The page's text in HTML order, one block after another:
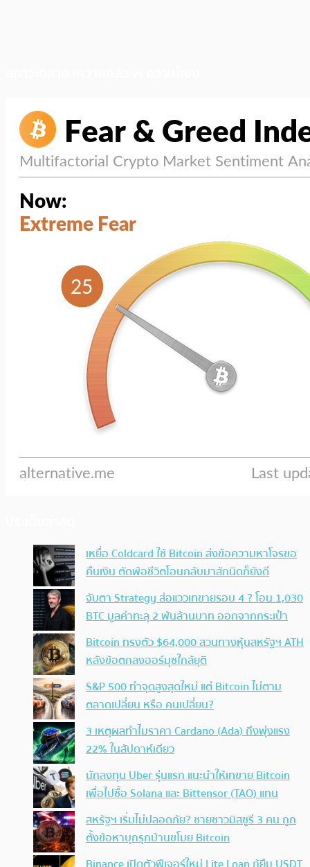
เหยื่อ Coldcard ใช้ Bitcoin ส่งข้อความหาโจรขอ
คืนเงิน ตัดพ้อชีวิตโอนกลับมาสักนิดก็ยังดี
จับตา Strategy ส่อแววเทขายรอบ 4 ? โอน 1,030
BTC มูลค่าทะลุ 2 พันล้านบาท ออกจากกระเป๋า
Bitcoin ทรงตัว $64,000 สวนทางหุ้นสหรัฐฯ ATH
หลังข้อตกลงฮอร์มุซใกล้ยุติ
S&P 500 ทำจุดสูงสุดใหม่ แต่ Bitcoin ไม่ตาม
ตลาดเปลี่ยน หรือ คนเปลี่ยน?
3 เหตุผลทำไมราคา Cardano (Ada) ถึงพุ่งแรง
22% ในสัปดาห์เดียว
นักลงทุน Uber รุ่นแรก แนะนำให้เทขาย Bitcoin
เพื่อไปซื้อ Solana และ Bittensor (TAO) แทน
สหรัฐฯ เริ่มไม่ปลอดภัย? ชายชาวมิสซูรี 3 คน ถูก
ตั้งข้อหาบุกรุกบ้านขโมย Bitcoin